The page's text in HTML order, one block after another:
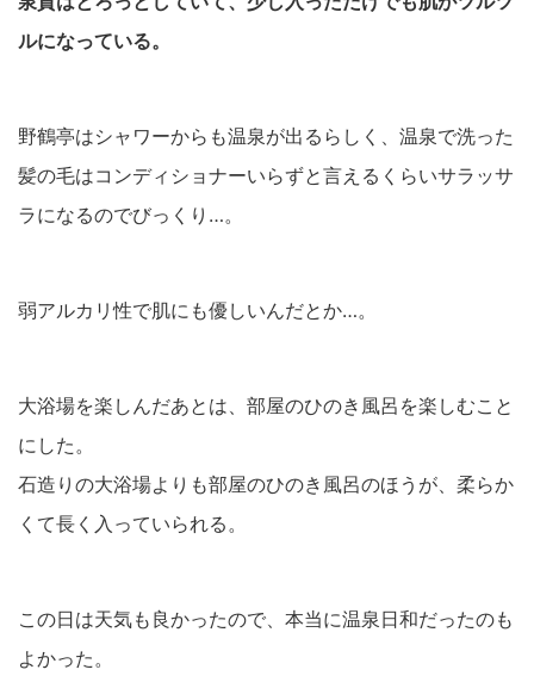
ルになっている。
野鶴亭はシャワーからも温泉が出るらしく、温泉で洗った
髪の毛はコンディショナーいらずと言えるくらいサラッサ
ラになるのでびっくり…。
弱アルカリ性で肌にも優しいんだとか…。
大浴場を楽しんだあとは、部屋のひのき風呂を楽しむこと
にした。
石造りの大浴場よりも部屋のひのき風呂のほうが、柔らか
くて長く入っていられる。
この日は天気も良かったので、本当に温泉日和だったのも
よかった。